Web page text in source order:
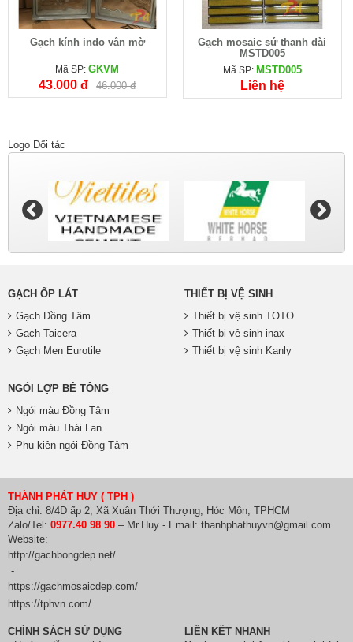
Gạch kính indo vân mờ
Mã SP:GKVM
43.000 đ 46.000 đ
Gạch mosaic sứ thanh dài
MSTD005
Mã SP: MSTD005
Liên hệ
Logo Đối tác
GẠCH ỐP LÁT
Gạch Đồng Tâm
Gạch Taicera
Gạch Men Eurotile
THIẾT BỊ VỆ SINH
Thiết bị vệ sinh TOTO
Thiết bị vệ sinh inax
Thiết bị vệ sinh Kanly
NGÓI LỢP BÊ TÔNG
Ngói màu Đồng Tâm
Ngói màu Thái Lan
Phụ kiện ngói Đồng Tâm
THÀNH PHÁT HUY ( TPH )
Địa chỉ: 8/4D ấp 2, Xã Xuân Thới Thượng, Hóc Môn, TPHCM
Zalo/Tel: 0977.40 98 90 – Mr.Huy - Email: thanhphathuyvn@gmail.com
Website:
http://gachbongdep.net/
-
https://gachmosaicdep.com/
https://tphvn.com/
CHÍNH SÁCH SỬ DỤNG
LIÊN KẾT NHANH